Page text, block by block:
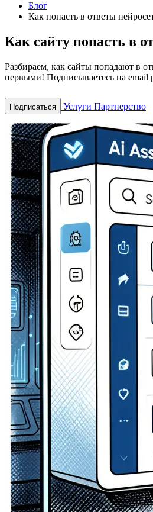
Блог
Как попасть в ответы
Как сайту попасть в
Разбираем, как сайты попадают в
первыми! Подписываетесь на email
Подписаться Услуги Партнерство